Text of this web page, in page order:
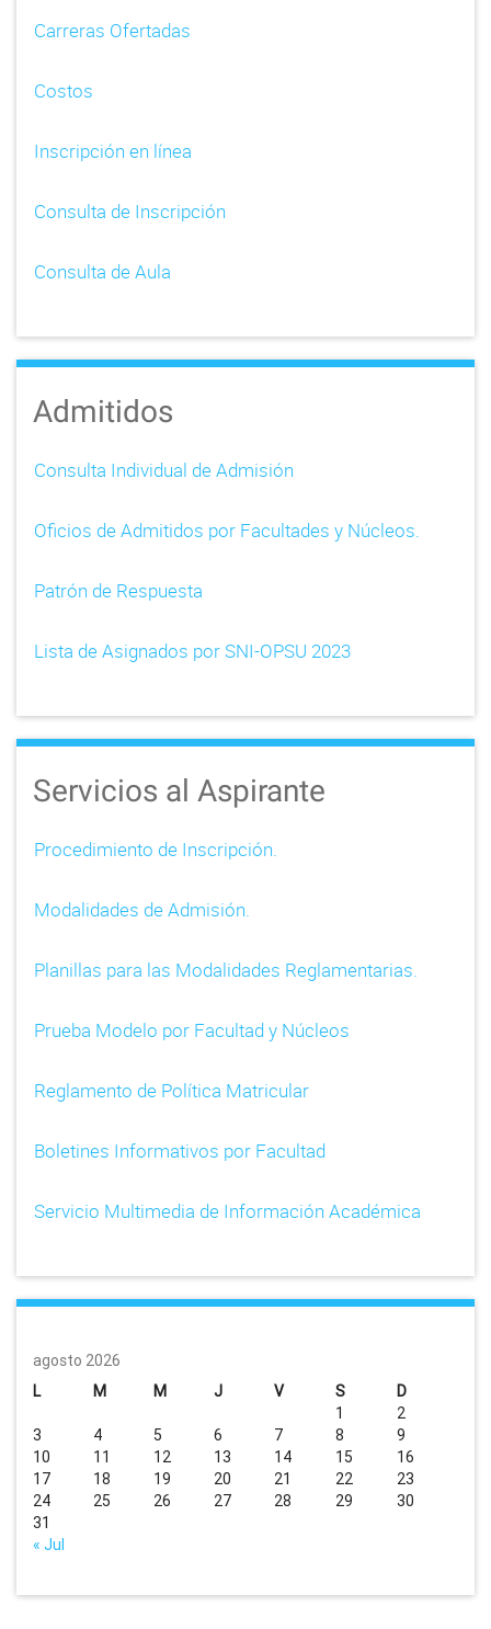
Carreras Ofertadas
Costos
Inscripción en línea
Consulta de Inscripción
Consulta de Aula
Admitidos
Consulta Individual de Admisión
Oficios de Admitidos por Facultades y Núcleos.
Patrón de Respuesta
Lista de Asignados por SNI-OPSU 2023
Servicios al Aspirante
Procedimiento de Inscripción.
Modalidades de Admisión.
Planillas para las Modalidades Reglamentarias.
Prueba Modelo por Facultad y Núcleos
Reglamento de Política Matricular
Boletines Informativos por Facultad
Servicio Multimedia de Información Académica
agosto 2026
L
M M J V S D
« Jul
1
2
3
4 5 6 7 8
9
10
11 12 13 14 15
16
17
18 19 20 21 22
23
24
25 26 27 28 29
30
31